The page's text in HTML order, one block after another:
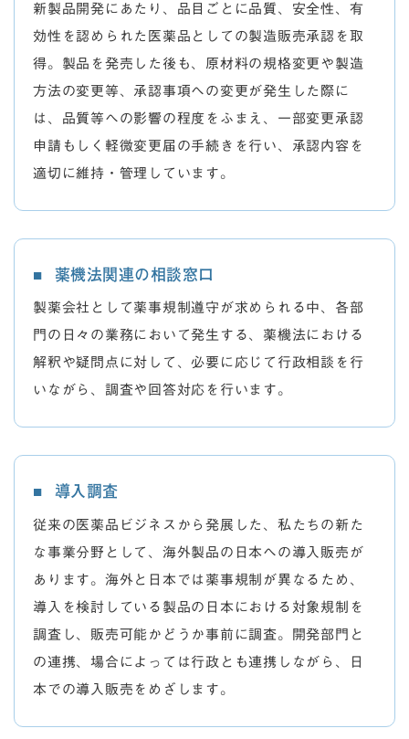
新製品開発にあたり、品目ごとに品質、安全性、有
効性を認められた医薬品としての製造販売承認を取
得。製品を発売した後も、原材料の規格変更や製造
方法の変更等、承認事項への変更が発生した際に
は、品質等への影響の程度をふまえ、一部変更承認
申請もしく軽微変更届の手続きを行い、承認内容を
適切に維持・管理しています。
薬機法関連の相談窓口
製薬会社として薬事規制遵守が求められる中、各部
門の日々の業務において発生する、薬機法における
解釈や疑問点に対して、必要に応じて行政相談を行
いながら、調査や回答対応を行います。
導入調査
従来の医薬品ビジネスから発展した、私たちの新た
な事業分野として、海外製品の日本への導入販売が
あります。海外と日本では薬事規制が異なるため、
導入を検討している製品の日本における対象規制を
調査し、販売可能かどうか事前に調査。開発部門と
の連携、場合によっては行政とも連携しながら、日
本での導入販売をめざします。